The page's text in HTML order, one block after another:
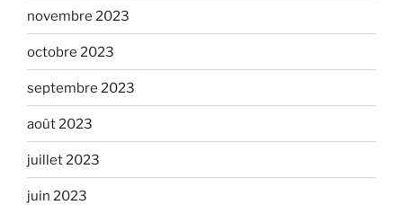
novembre 2023
octobre 2023
septembre 2023
août 2023
juillet 2023
juin 2023